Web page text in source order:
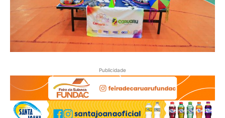
Publicidade